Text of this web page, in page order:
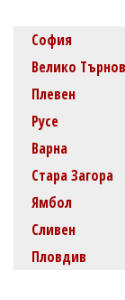
София
Велико
Плевен
Русе
Варна
Стара Загора
Ямбол
Сливен
Пловдив